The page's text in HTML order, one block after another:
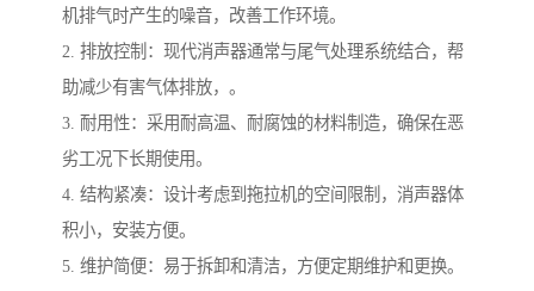
机排气时产生的噪音，改善工作环境。
2. 排放控制：现代消声器通常与尾气处理系统结合，帮
助减少有害气体排放，。
3. 耐用性：采用耐高温、耐腐蚀的材料制造，确保在恶
劣工况下长期使用。
4. 结构紧凑：设计考虑到拖拉机的空间限制，消声器体
积小，安装方便。
5. 维护简便：易于拆卸和清洁，方便定期维护和更换。